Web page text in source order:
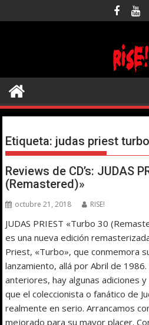
al
Etiqueta: judas priest
Reviews de CD’s: JUDAS
(Remastered)»
octubre 21, 2018 RISE!
JUDAS PRIEST «Turbo 30
es una nueva edición
Priest, «Turbo», que conmemora
lanzamiento, allá por Abril de
anteriores, hay algunas adiciones
que el coleccionista o fanático de
realmente en serio. Arrancamos
mejorado para su mayor placer.